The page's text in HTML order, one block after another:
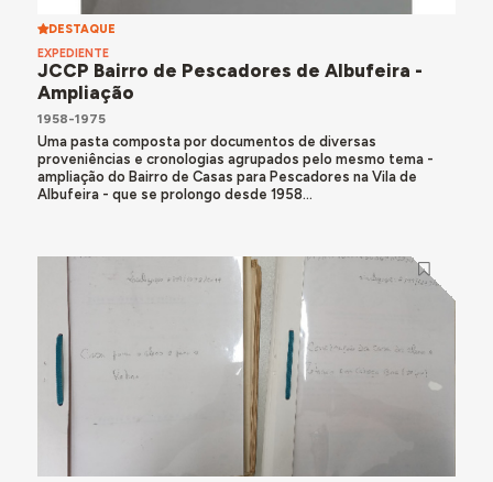
DESTAQUE
EXPEDIENTE
JCCP Bairro de Pescadores de Albufeira -
Ampliação
1958-1975
Uma pasta composta por documentos de diversas
proveniências e cronologias agrupados pelo mesmo tema -
ampliação do Bairro de Casas para Pescadores na Vila de
Albufeira - que se prolongo desde 1958...